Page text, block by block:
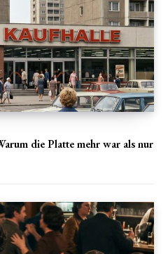
die Platte mehr war als nur